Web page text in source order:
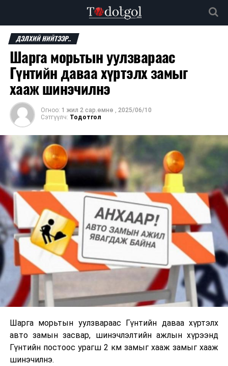
ДЭЛХИЙ НИЙТЭЭР..
Шарга морьтын уулзвараас
Гүнтийн даваа хүртэлх замыг
хааж шинэчилнэ
Огноо: 1 жил 2 сар.өмнө , 2025/06/10
Сэтгүүлч: Тодотгол
Шарга морьтын уулзвараас Гүнтийн даваа хүртэлх
авто замын засвар, шинэчлэлтийн ажлын хүрээнд
Гүнтийн постоос урагш 2 км замыг хааж замыг хааж
шинэчилнэ.